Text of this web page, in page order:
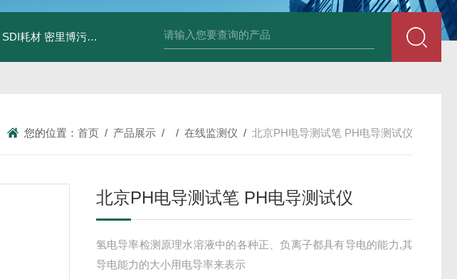
SDI耗材 密里博污染指数测定仪 全自动在线SDI仪 爱科污染指数测定仪 爱科手动污染指数测定仪
您的位置： 首页 / 产品展示 / / 在线监测仪 / 北京PH电导测试笔 PH电导测试仪
北京PH电导测试笔 PH电导测试仪
氢电导率检测原理水溶液中的各种正、负离子都具有导电的能力,其
导电能力的大小用电导率来表示